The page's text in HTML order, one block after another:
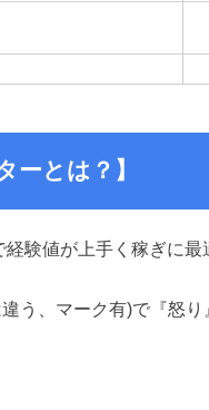
ーとは？】
験値が上手く稼ぎに最
う、マーク有)で『怒り